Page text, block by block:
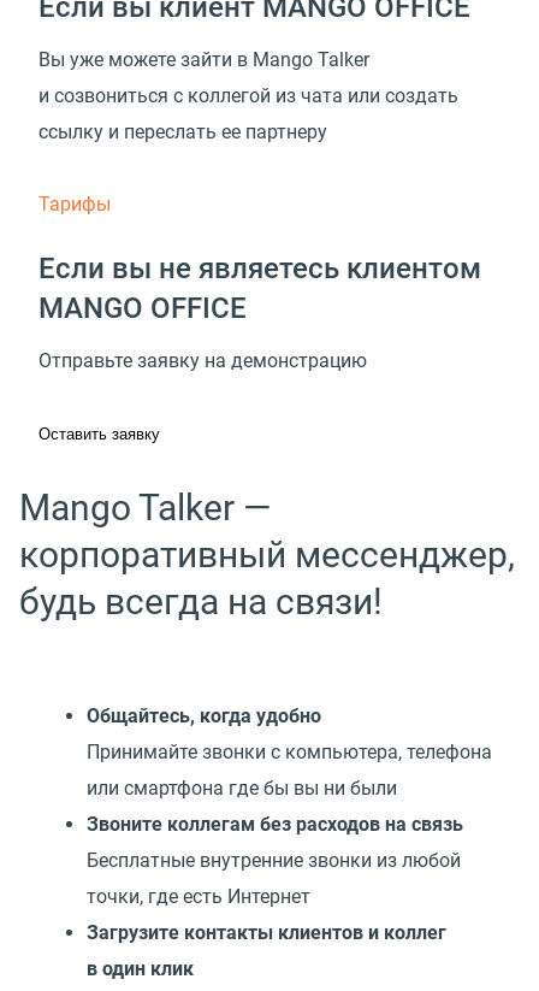
Если вы клиент MANGO OFFICE
Вы уже можете зайти в Mango Talker
и созвониться с коллегой из чата или создать
ссылку и переслать ее партнеру
Тарифы
Если вы не являетесь клиентом
MANGO OFFICE
Отправьте заявку на демонстрацию
Оставить заявку
Mango Talker —
корпоративный мессенджер,
будь всегда на связи!
Общайтесь, когда удобно
Принимайте звонки с компьютера, телефона
или смартфона где бы вы ни были
Звоните коллегам без расходов на связь
Бесплатные внутренние звонки из любой
точки, где есть Интернет
Загрузите контакты клиентов и коллег
в один клик